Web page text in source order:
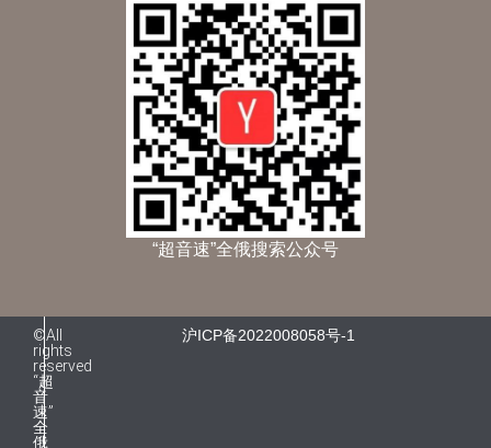
“超音速”全俄搜索公众号
©All
rights
reserved
“超
音
速”
全
俄
沪ICP备2022008058号-1